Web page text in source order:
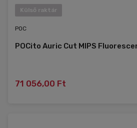
Külső raktár
POC
POCito Auric Cut MIPS
71 056,00 Ft